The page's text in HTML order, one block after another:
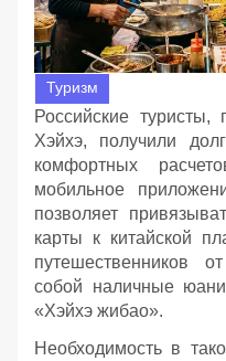
Туризм
Российские
Хэйхэ, получили
комфортных
мобильное
позволяет
карты к китайской
путешественников
собой наличные
«Хэйхэ жибао».
Необходимость в